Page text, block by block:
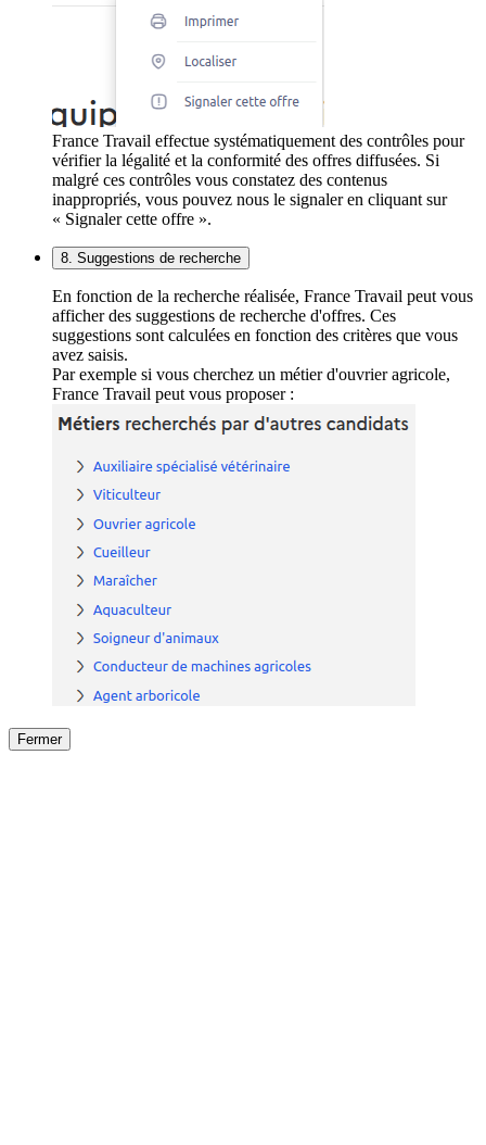
France Travail effectue systématiquement des contrôles pour
vérifier la légalité et la conformité des offres diffusées. Si
malgré ces contrôles vous constatez des contenus
inappropriés, vous pouvez nous le signaler en cliquant sur
« Signaler cette offre ».
8. Suggestions de recherche
En fonction de la recherche réalisée, France Travail peut vous
afficher des suggestions de recherche d'offres. Ces
suggestions sont calculées en fonction des critères que vous
avez saisis.
Par exemple si vous cherchez un métier d'ouvrier agricole,
France Travail peut vous proposer :
Fermer